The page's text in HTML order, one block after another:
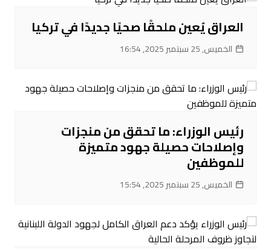
العراق يُعين ملحقًا صحيًا جديدًا في تركيا
الخميس, 25 سبتمبر 2025, 16:54
رئيس الوزراء: ما تحقق من منجزات
وإصلاحات حصيلة جهود متميزة
للموظفين
الخميس, 25 سبتمبر 2025, 15:54